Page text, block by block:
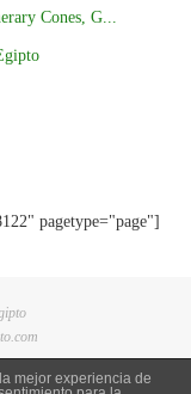
Cones, G...
pagetype="page"]
mejor experiencia de